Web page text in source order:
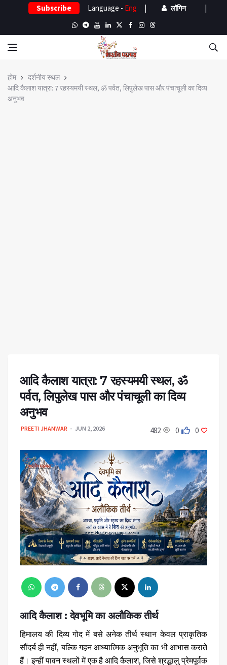
Subscribe Language - Eng | लॉगिन |
होम
दर्शनीय स्थल
आदि कैलाश यात्रा: 7 रहस्यमयी स्थल, ॐ पर्वत, लिपुलेख पास और पंचाचूली का दिव्य
अनुभव
आदि कैलाश यात्रा: 7 रहस्यमयी स्थल, ॐ
पर्वत, लिपुलेख पास और पंचाचूली का दिव्य
अनुभव
PREETI JHANWAR JUN 2, 2026
आदि कैलाश : देवभूमि का अलौकिक तीर्थ
हिमालय की दिव्य गोद में बसे अनेक तीर्थ स्थान केवल प्राकृतिक
सौंदर्य ही नहीं, बल्कि गहन आध्यात्मिक अनुभूति का भी आभास कराते
हैं। इन्हीं पावन स्थलों में एक हैआदि कैलाश, जिसे श्रद्धालु प्रेमपूर्वक